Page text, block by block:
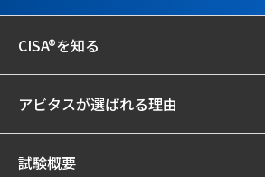
CISA®を知る
アビタスが選ばれる理由
試験概要